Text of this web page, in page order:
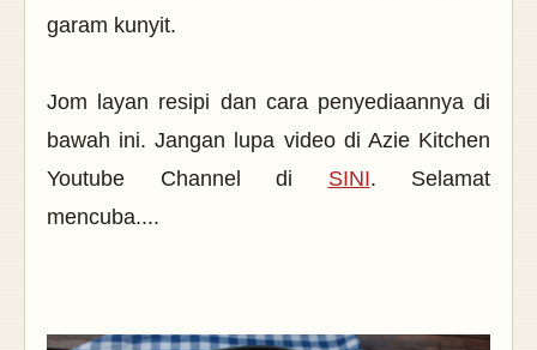
garam kunyit.
Jom layan resipi dan cara penyediaannya di
bawah ini. Jangan lupa video di Azie Kitchen
Youtube Channel di SINI. Selamat
mencuba....